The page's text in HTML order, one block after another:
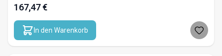
167,47 €
In den Warenkorb